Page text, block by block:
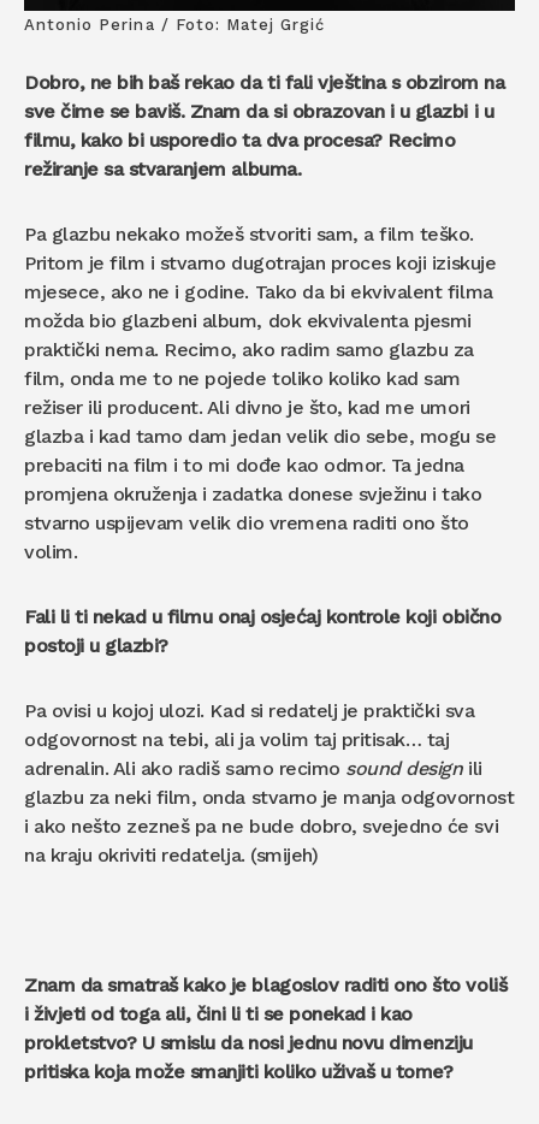
Antonio Perina / Foto: Matej Grgić
Dobro, ne bih baš rekao da ti fali vještina s obzirom na
sve čime se baviš. Znam da si obrazovan i u glazbi i u
filmu, kako bi usporedio ta dva procesa? Recimo
režiranje sa stvaranjem albuma.
Pa glazbu nekako možeš stvoriti sam, a film teško.
Pritom je film i stvarno dugotrajan proces koji iziskuje
mjesece, ako ne i godine. Tako da bi ekvivalent filma
možda bio glazbeni album, dok ekvivalenta pjesmi
praktički nema. Recimo, ako radim samo glazbu za
film, onda me to ne pojede toliko koliko kad sam
režiser ili producent. Ali divno je što, kad me umori
glazba i kad tamo dam jedan velik dio sebe, mogu se
prebaciti na film i to mi dođe kao odmor. Ta jedna
promjena okruženja i zadatka donese svježinu i tako
stvarno uspijevam velik dio vremena raditi ono što
volim.
Fali li ti nekad u filmu onaj osjećaj kontrole koji obično
postoji u glazbi?
Pa ovisi u kojoj ulozi. Kad si redatelj je praktički sva
odgovornost na tebi, ali ja volim taj pritisak… taj
adrenalin. Ali ako radiš samo recimo sound designili
glazbu za neki film, onda stvarno je manja odgovornost
i ako nešto zezneš pa ne bude dobro, svejedno će svi
na kraju okriviti redatelja. (smijeh)
Znam da smatraš kako je blagoslov raditi ono što voliš
i živjeti od toga ali, čini li ti se ponekad i kao
prokletstvo? U smislu da nosi jednu novu dimenziju
pritiska koja može smanjiti koliko uživaš u tome?